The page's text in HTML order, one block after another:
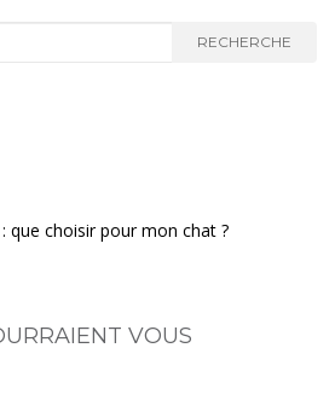
RECHERCHE
que choisir pour mon chat ?
VOUS